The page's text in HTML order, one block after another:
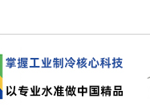
机，冷水机生产厂家专注于工